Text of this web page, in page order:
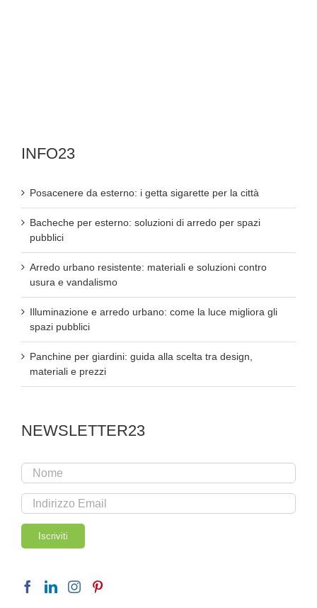
INFO23
Posacenere da esterno: i getta sigarette per la città
Bacheche per esterno: soluzioni di arredo per spazi
pubblici
Arredo urbano resistente: materiali e soluzioni contro
usura e vandalismo
Illuminazione e arredo urbano: come la luce migliora gli
spazi pubblici
Panchine per giardini: guida alla scelta tra design,
materiali e prezzi
NEWSLETTER23